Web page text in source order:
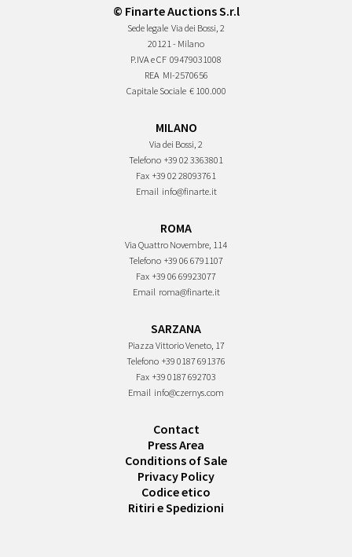
© Finarte Auctions S.r.l
Sede legale Via dei Bossi, 2
20121 - Milano
P.IVA e CF 09479031008
REA MI-2570656
Capitale Sociale € 100.000
MILANO
Via dei Bossi, 2
Telefono +39 02 3363801
Fax +39 02 28093761
Email info@finarte.it
ROMA
Via Quattro Novembre, 114
Telefono +39 06 6791107
Fax +39 06 69923077
Email roma@finarte.it
SARZANA
Piazza Vittorio Veneto, 17
Telefono +39 0187 691376
Fax +39 0187 692703
Email info@czernys.com
Contact
Press Area
Conditions of Sale
Privacy Policy
Codice etico
Ritiri e Spedizioni